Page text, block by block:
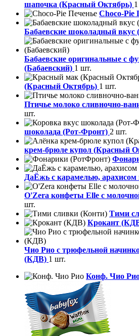
шапочка (Красный Октябрь)
Choco-Pie
Бабаевские шоколадный вкус
Бабаевские оригинальные с
(Бабаевский) 1 шт.
(Красный Октябрь) 1 шт.
Птичье молоко сливночно-
шт.
шоколада (Рот-Фронт) 2 шт.
крем-брюле купол (Красный
ДаЁжь с карамелью, арахисом
O'Zera конфеты Elle с
шт.
Тими
Крокант
Чио Рио с трюфельной
(КДВ) 1 шт.
Конф. Чио